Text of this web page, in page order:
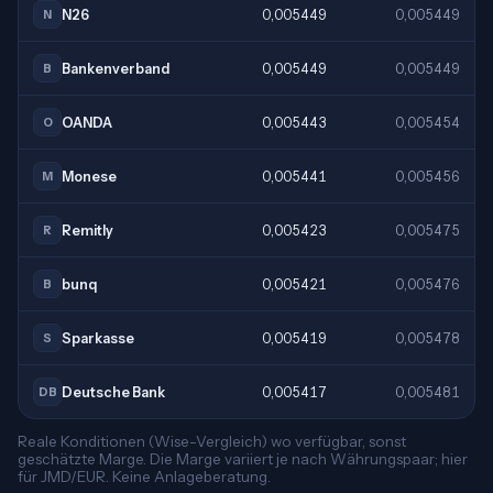
N N26 0,005449 0,005449
B Bankenverband 0,005449 0,005449
O OANDA 0,005443 0,005454
M Monese 0,005441 0,005456
R Remitly 0,005423 0,005475
B bunq 0,005421 0,005476
S Sparkasse 0,005419 0,005478
DB Deutsche Bank 0,005417 0,005481
Reale Konditionen (Wise-Vergleich) wo verfügbar, sonst
geschätzte Marge. Die Marge variiert je nach Währungspaar; hier
für JMD/EUR. Keine Anlageberatung.